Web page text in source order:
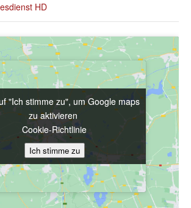
HD
"Ich stimme zu", um Google maps
zu aktivieren
Cookie-Richtlinie
Ich stimme zu
"Ich stimme zu", um Google maps
zu aktivieren
Cookie-Richtlinie
Ich stimme zu